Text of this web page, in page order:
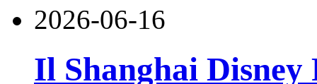
2026-06-16
Il Shanghai Disney